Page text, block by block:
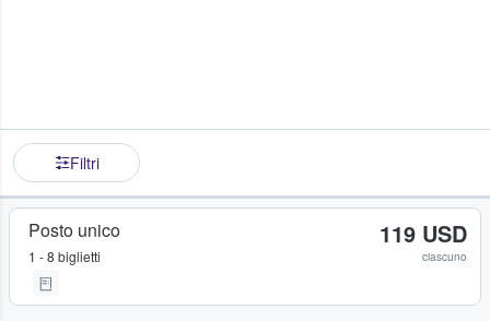
Filtri
Posto unico
1 - 8 biglietti
119 USD
ciascuno